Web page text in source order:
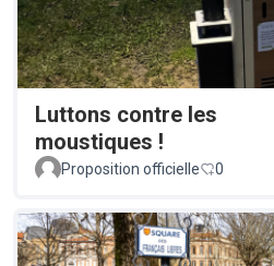
Luttons contre les
moustiques !
Proposition officielle
0